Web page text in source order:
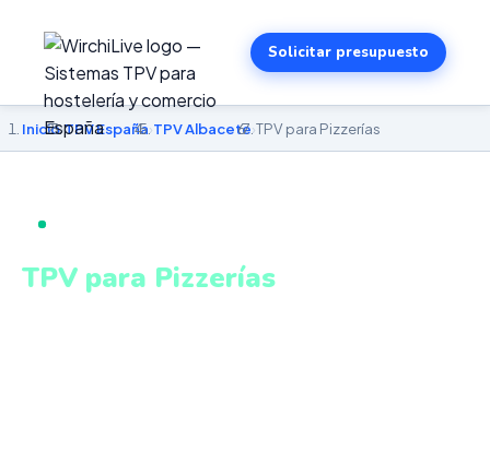
Solicitar presupuesto
Inicio›TPV España›TPV Albacete›TPV para Pizzerías
TPV para Pizzerías